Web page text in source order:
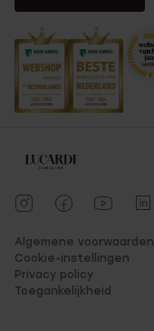
Algemene voorwaarden
Cookie-instellingen
Privacy policy
Toegankelijkheid